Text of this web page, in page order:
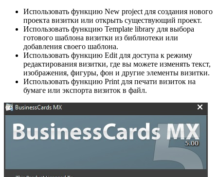
Использовать функцию New project для создания нового
проекта визитки или открыть существующий проект.
Использовать функцию Template library для выбора
готового шаблона визитки из библиотеки или
добавления своего шаблона.
Использовать функцию Edit для доступа к режиму
редактирования визитки, где вы можете изменять текст,
изображения, фигуры, фон и другие элементы визитки.
Использовать функцию Print для печати визиток на
бумаге или экспорта визиток в файл.